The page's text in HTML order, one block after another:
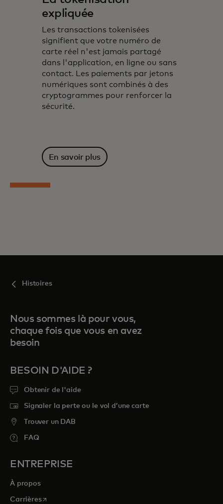
expliquée
Les transactions tokenisées
signifient que votre numéro de
carte réel n'est jamais partagé
dans l'application, en ligne ou sans
contact. Les paiements par jetons
numériques sont combinés à des
cryptogrammes pour renforcer la
sécurité.
En savoir plus
Histoires
Nous sommes là pour vous,
chaque fois que vous en avez
besoin
BESOIN D'AIDE ?
Obtenir de l'aide
Signaler la perte ou le vol d’une carte
Trouver un DAB
FAQ
ENTREPRISE
À propos
Carrièress’ouvre dans un nouvel onglet